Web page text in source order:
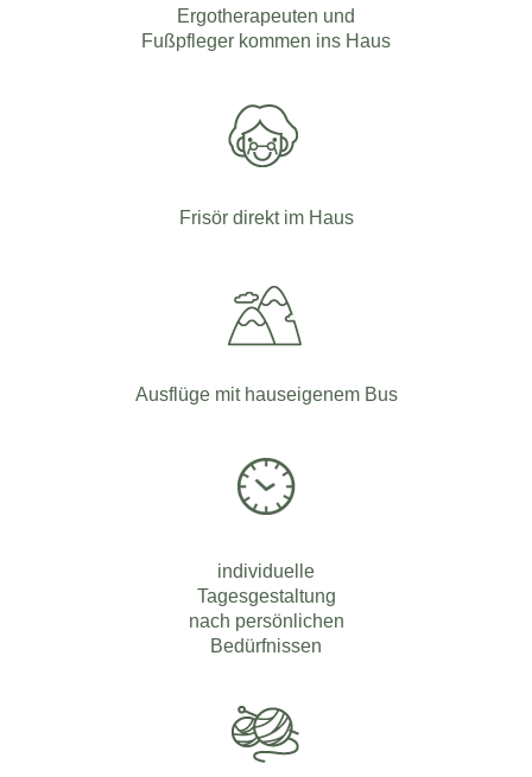
Ergotherapeuten und
Fußpfleger kommen ins Haus
Frisör direkt im Haus
Ausflüge mit hauseigenem Bus
individuelle
Tagesgestaltung
nach persönlichen
Bedürfnissen